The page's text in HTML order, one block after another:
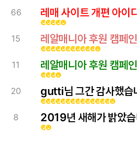
66
emoji_emotionsemoji_emotionsemoji_emotionsemoji_emotionsemoji_emotions
레매 사이트 개편 아이
15
emoji_emotionsemoji_emotionsemoji_emotionsemoji_emotionsemoji_emotionsemoji_emotionsemoji_emotionsemoji_emotionsemoji_emotionsemoji_emotionsemoji_emotionsemoji_emotions
레알매니아 후원 캠페
11
emoji_emotionsemoji_emotionsemoji_emotionsemoji_emotions
레알매니아 후원 캠페
20
emoji_emotionsemoji_emotionsemoji_emotionsemoji_emotionsemoji_emotionsemoji_emotionsemoji_emotionsemoji_emotionsemoji_emotionsemoji_emotionsemoji_emotionsemoji_emotionsemoji_emotionsemoji_emotionsemoji_emotions
gutti님 그간 감사했습
8
emoji_emotionsemoji_emotions
2019년 새해가 밝았